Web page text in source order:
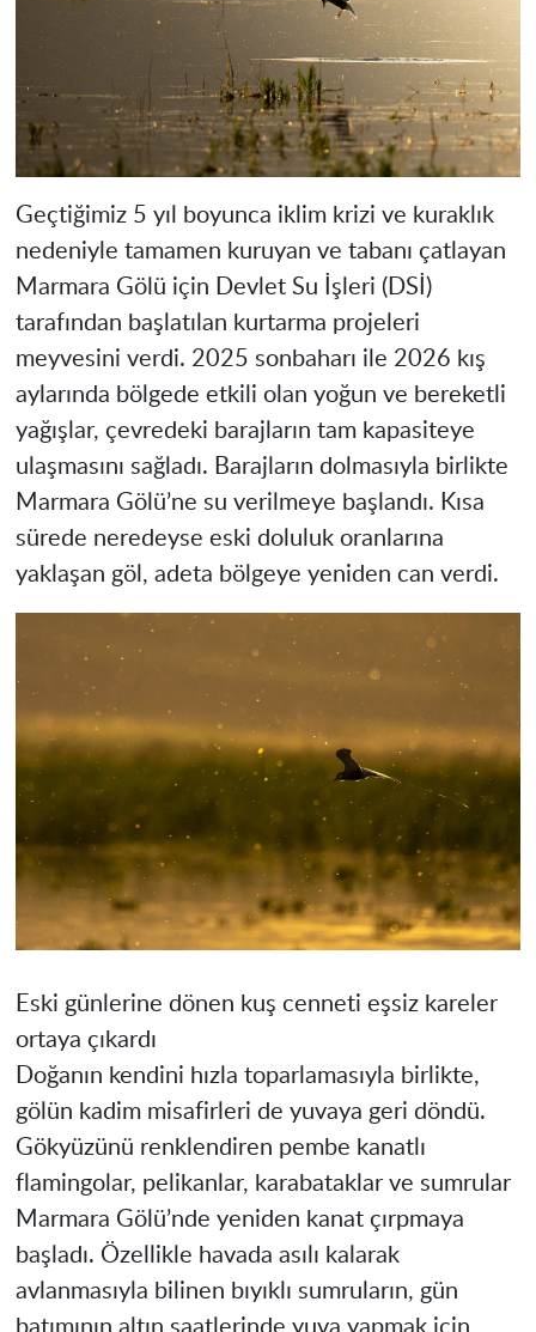
Geçtiğimiz 5 yıl boyunca iklim krizi ve kuraklık
nedeniyle tamamen kuruyan ve tabanı çatlayan
Marmara Gölü için Devlet Su İşleri (DSİ)
tarafından başlatılan kurtarma projeleri
meyvesini verdi. 2025 sonbaharı ile 2026 kış
aylarında bölgede etkili olan yoğun ve bereketli
yağışlar, çevredeki barajların tam kapasiteye
ulaşmasını sağladı. Barajların dolmasıyla birlikte
Marmara Gölü’ne su verilmeye başlandı. Kısa
sürede neredeyse eski doluluk oranlarına
yaklaşan göl, adeta bölgeye yeniden can verdi.
Eski günlerine dönen kuş cenneti eşsiz kareler
ortaya çıkardı
Doğanın kendini hızla toparlamasıyla birlikte,
gölün kadim misafirleri de yuvaya geri döndü.
Gökyüzünü renklendiren pembe kanatlı
flamingolar, pelikanlar, karabataklar ve sumrular
Marmara Gölü’nde yeniden kanat çırpmaya
başladı. Özellikle havada asılı kalarak
avlanmasıyla bilinen bıyıklı sumruların, gün
batımının altın saatlerinde yuva yapmak için